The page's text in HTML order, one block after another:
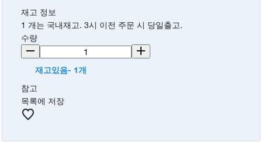
재고 정보
1 개는 국내재고. 3시 이전 주문 시 당일출고.
수량
재고있음- 1개
참고
목록에 저장